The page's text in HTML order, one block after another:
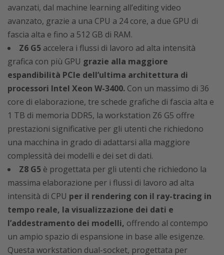
avanzati, dal machine learning all’editing video
avanzato, grazie a una CPU a 24 core, a due GPU di
fascia alta e fino a 512 GB di RAM.
Z6 G5 accelera i flussi di lavoro ad alta intensità
grafica con più GPU grazie alla maggiore
espandibilità PCIe dell’ultima architettura di
processori Intel Xeon W-3400. Con un massimo di 36
core di elaborazione, tre schede grafiche di fascia alta e
1 TB di memoria DDR5, la workstation Z6 G5 offre
prestazioni significative per gli utenti che richiedono
una macchina in grado di adattarsi alla maggiore
complessità dei modelli e dei set di dati.
Z8 G5 è progettata per gli utenti che richiedono la
massima elaborazione per i flussi di lavoro ad alta
intensità di CPU per il rendering con il ray-tracing in
tempo reale, la visualizzazione dei dati e
l’addestramento dei modelli, offrendo al contempo
un ampio spazio di espansione in base alle esigenze.
Questa workstation dual-socket, progettata per